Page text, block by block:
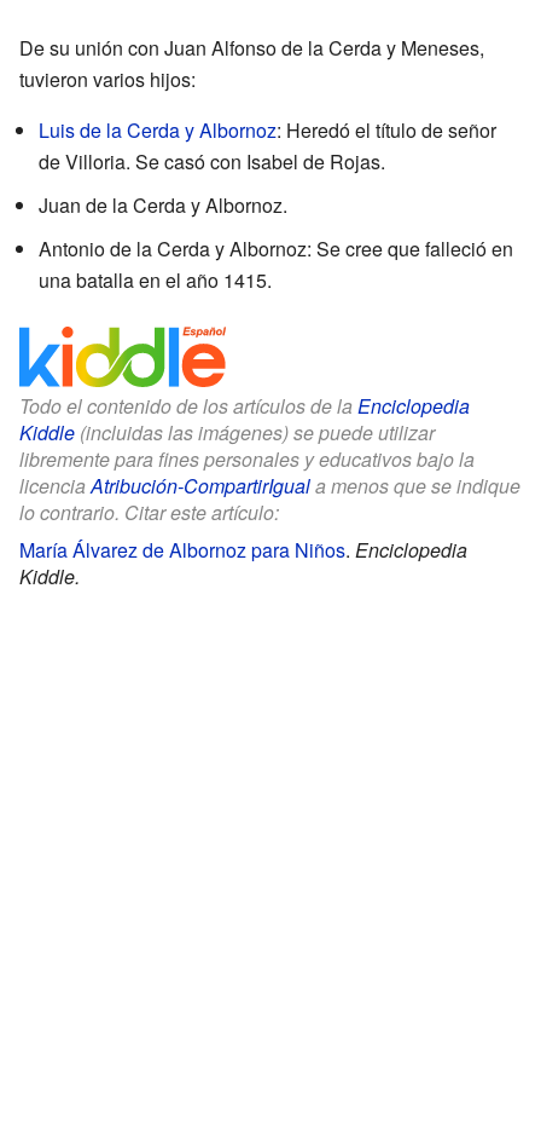
De su unión con Juan Alfonso de la Cerda y Meneses,
tuvieron varios hijos:
Luis de la Cerda y Albornoz: Heredó el título de señor
de Villoria. Se casó con Isabel de Rojas.
Juan de la Cerda y Albornoz.
Antonio de la Cerda y Albornoz: Se cree que falleció en
una batalla en el año 1415.
Todo el contenido de los artículos de la Enciclopedia
Kiddle (incluidas las imágenes) se puede utilizar
libremente para fines personales y educativos bajo la
licencia Atribución-CompartirIguala menos que se indique
lo contrario. Citar este artículo:
María Álvarez de Albornoz para Niños. Enciclopedia
Kiddle.